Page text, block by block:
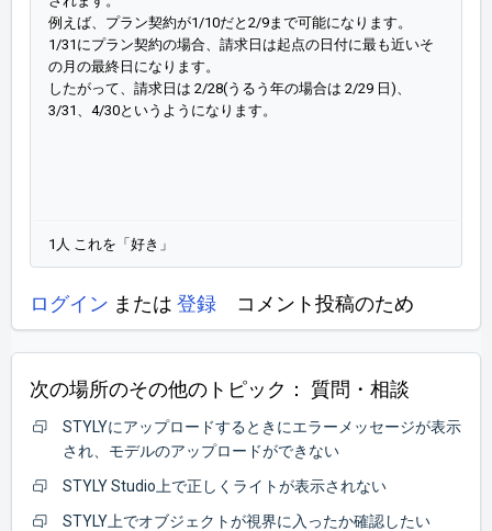
例えば、プラン契約が1/10だと2/9まで可能になります。
1/31にプラン契約の場合、請求日は起点の日付に最も近いそ
の月の最終日になります。
したがって、請求日は 2/28(うるう年の場合は 2/29 日)、
3/31、4/30というようになります。
1人 これを「好き」
ログイン または 登録 コメント投稿のため
次の場所のその他のトピック： 質問・相談
STYLYにアップロードするときにエラーメッセージが表示
され、モデルのアップロードができない
STYLY Studio上で正しくライトが表示されない
STYLY上でオブジェクトが視界に入ったか確認したい